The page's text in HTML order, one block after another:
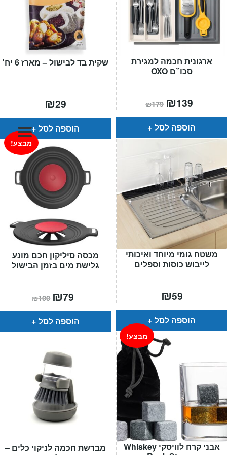
המותגים שלנו
חגים
מתנות לחנוכת בית
מתנות למטבח
מתכונים שלכם
מאמרים
תשלום
שקית בד לבישול – מארז 6 יח'
₪29
הוספה לסל
ארגונית חכמה למגירת
סכו”ם OXO
₪179 המחיר
המקורי
היה:
₪179.
₪139
הוא:
הוספה לסל
מכסה סיליקון חכם מונע
גלישת מים בזמן הבישול
מבצע!
₪100 המחיר
המקורי
היה:
₪100.
₪79
הוא:
הוספה לסל
משטח גומי מיוחד ואיכותי
לייבוש כוסות וספלים
₪59
הוספה לסל
מברשת חכמה לניקוי כלים –
אבני קרח לוויסקי Whiskey
מבצע!